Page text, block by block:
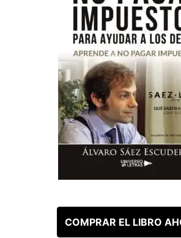
COMPRAR EL LIBRO